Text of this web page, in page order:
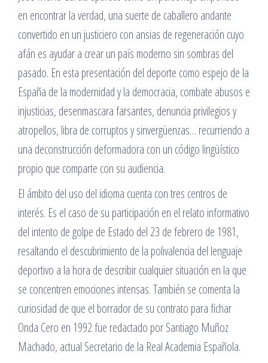
en encontrar la verdad, una suerte de caballero andante
convertido en un justiciero con ansias de regeneración cuyo
afán es ayudar a crear un país moderno sin sombras del
pasado. En esta presentación del deporte como espejo de la
España de la modernidad y la democracia, combate abusos e
injusticias, desenmascara farsantes, denuncia privilegios y
atropellos, libra de corruptos y sinvergüenzas… recurriendo a
una deconstrucción deformadora con un código lingüístico
propio que comparte con su audiencia.
El ámbito del uso del idioma cuenta con tres centros de
interés. Es el caso de su participación en el relato informativo
del intento de golpe de Estado del 23 de febrero de 1981,
resaltando el descubrimiento de la polivalencia del lenguaje
deportivo a la hora de describir cualquier situación en la que
se concentren emociones intensas. También se comenta la
curiosidad de que el borrador de su contrato para fichar
Onda Cero en 1992 fue redactado por Santiago Muñoz
Machado, actual Secretario de la Real Academia Española.